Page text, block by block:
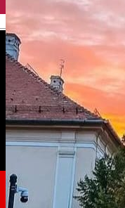
English